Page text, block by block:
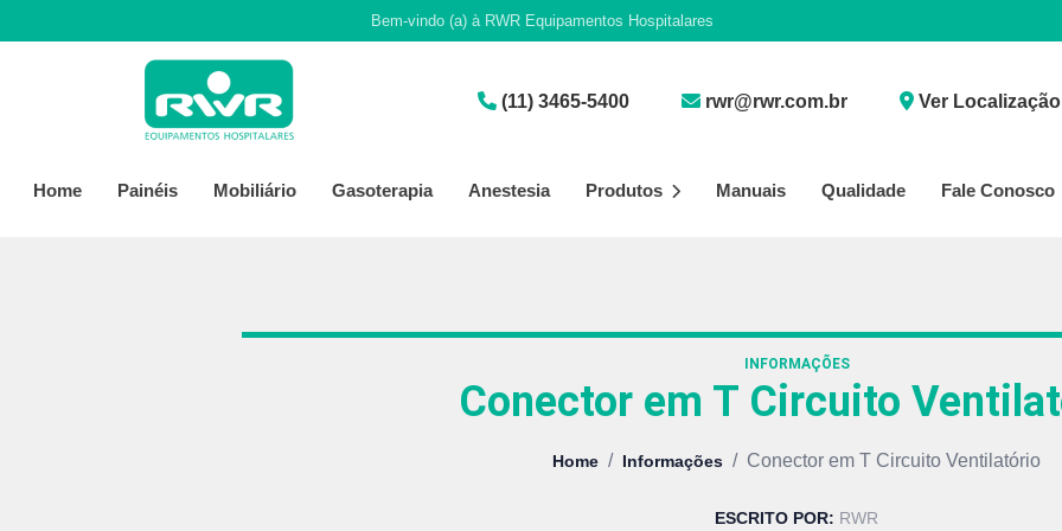
Bem-vindo (a) à RWR Equipamentos Hospitalares
(11) 3465-5400 rwr@rwr.com.br Ver Localização
Home Painéis Mobiliário Gasoterapia Anestesia Produtos Manuais Qualidade Fale Conosco
INFORMAÇÕES
Conector em T Circuito
Home / Informações / Conector em T Circuito Ventilatório
ESCRITO POR: RWR